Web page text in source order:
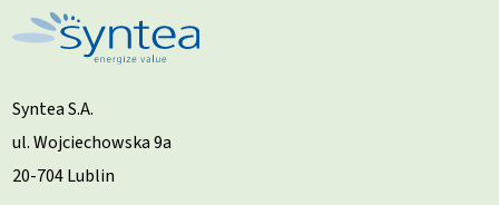
Syntea S.A.
ul. Wojciechowska 9a
20-704 Lublin